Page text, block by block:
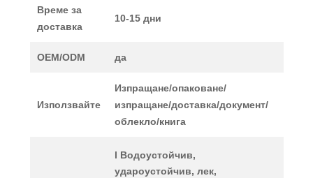
Време за
доставка
10-15 дни
OEM/ODM да
Използвайте
Изпращане/опаковане/
изпращане/доставка/документ/
облекло/книга
l Водоустойчив,
удароустойчив, лек,